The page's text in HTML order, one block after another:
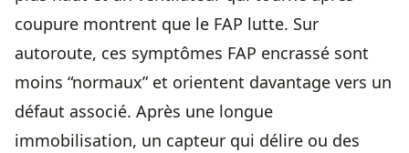
coupure montrent que le FAP lutte. Sur
autoroute, ces symptômes FAP encrassé sont
moins “normaux” et orientent davantage vers un
défaut associé. Après une longue
immobilisation, un capteur qui délire ou des